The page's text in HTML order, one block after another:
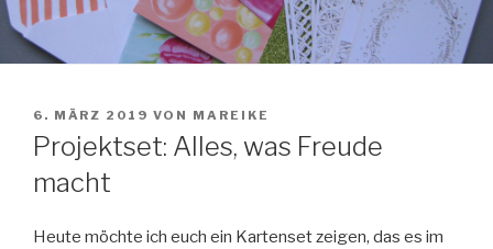
VERÖFFENTLICHT
AM
6. MÄRZ 2019 VON MAREIKE
Projektset: Alles, was Freude
macht
Heute möchte ich euch ein Kartenset zeigen, das es im